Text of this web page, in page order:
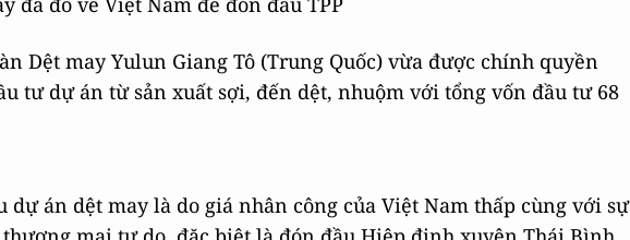
Dệt may Yulun Giang Tô (Trung Quốc) vừa được chính quyền
tư dự án từ sản xuất sợi, đến dệt, nhuộm với tổng vốn đầu tư 68
án dệt may là do giá nhân công của Việt Nam thấp cùng với sự